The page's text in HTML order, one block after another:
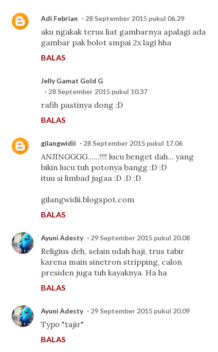
Adi Febrian 28 September 2015 pukul 06.29
aku ngakak terus liat gambarnya apalagi ada
gambar pak bolot smpai 2x lagi hha
BALAS
Jelly Gamat Gold G
28 September 2015 pukul 10.37
rafih pastinya dong :D
BALAS
gilangwidii 28 September 2015 pukul 17.06
ANJINGGGG......!!!! lucu benget dah... yang
bikin lucu tuh potonya bangg :D :D
ituu si limbad jugaa :D :D :D
gilangwidii.blogspot.com
BALAS
Ayuni Adesty 29 September 2015 pukul 20.08
Religius deh, selain udah haji, trus tabir
karena main sinetron stripping, calon
presiden juga tuh kayaknya. Ha ha
BALAS
Ayuni Adesty 29 September 2015 pukul 20.09
Typo "tajir"
BALAS